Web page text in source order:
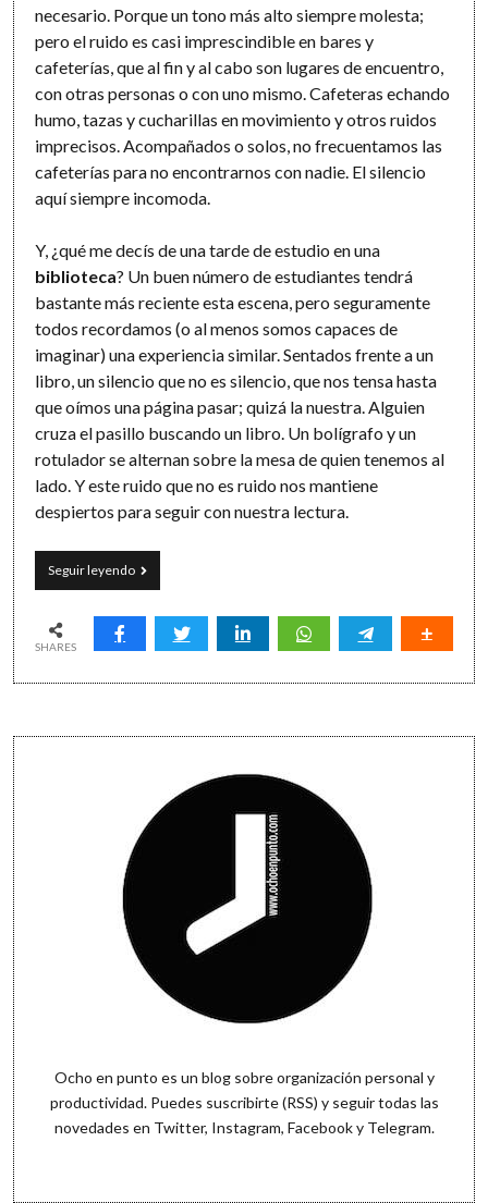
necesario. Porque un tono más alto siempre molesta;
pero el ruido es casi imprescindible en bares y
cafeterías, que al fin y al cabo son lugares de encuentro,
con otras personas o con uno mismo. Cafeteras echando
humo, tazas y cucharillas en movimiento y otros ruidos
imprecisos. Acompañados o solos, no frecuentamos las
cafeterías para no encontrarnos con nadie. El silencio
aquí siempre incomoda.
Y, ¿qué me decís de una tarde de estudio en una
biblioteca? Un buen número de estudiantes tendrá
bastante más reciente esta escena, pero seguramente
todos recordamos (o al menos somos capaces de
imaginar) una experiencia similar. Sentados frente a un
libro, un silencio que no es silencio, que nos tensa hasta
que oímos una página pasar; quizá la nuestra. Alguien
cruza el pasillo buscando un libro. Un bolígrafo y un
rotulador se alternan sobre la mesa de quien tenemos al
lado. Y este ruido que no es ruido nos mantiene
despiertos para seguir con nuestra lectura.
Seguir leyendoVolveremos
a
cafeterías,
bibliotecas
SHARES
Sidebar
Ocho en punto es un blog sobre organización personal y
productividad. Puedes suscribirte (RSS) y seguir todas las
novedades en Twitter, Instagram, Facebooky Telegram.